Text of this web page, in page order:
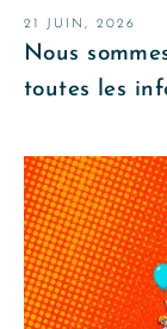
21 JUIN, 2026
Nous
toutes les